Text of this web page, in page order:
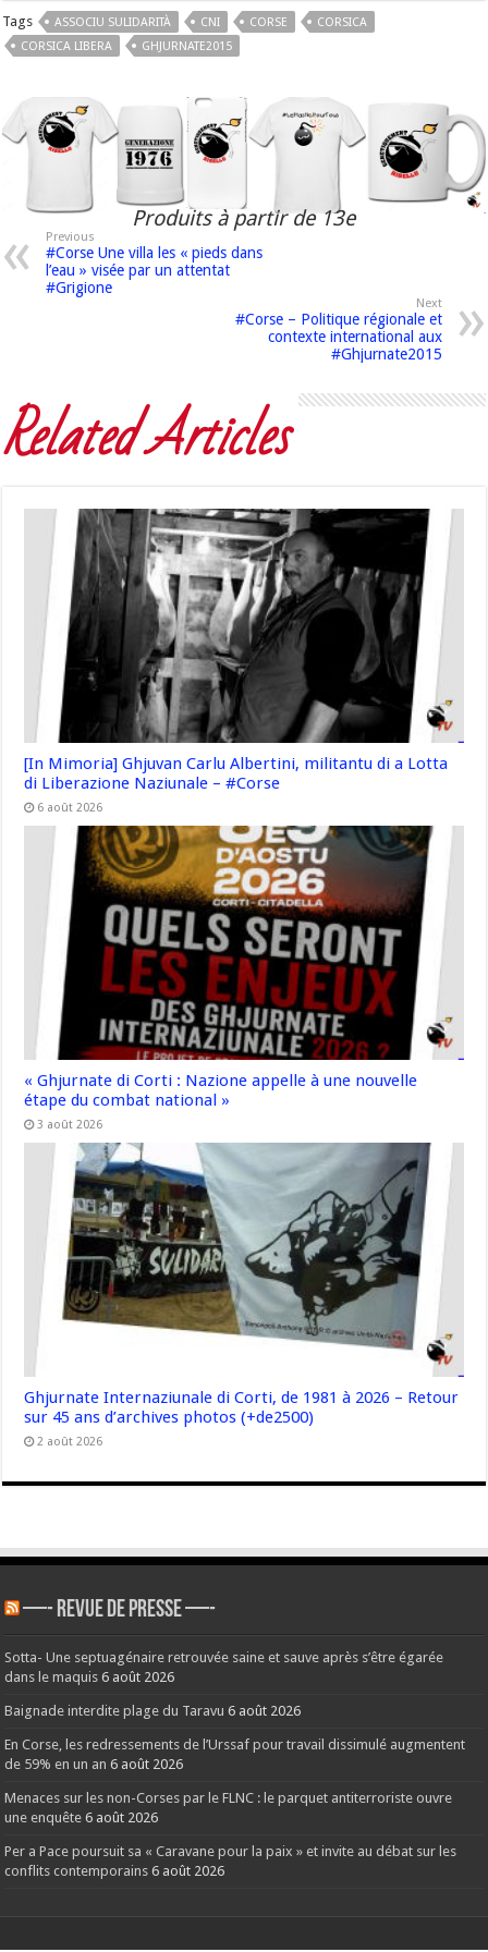
Tags ASSOCIU SULIDARITÀ CNI CORSE
CORSICA
CORSICA LIBERA
GHJURNATE2015
Produits à partir de 13e
Previous
#Corse Une villa les « pieds dans
l’eau » visée par un attentat
#Grigione
Next
#Corse – Politique régionale et
contexte international aux
#Ghjurnate2015
Related Articles
[In Mimoria] Ghjuvan Carlu Albertini, militantu di a Lotta
di Liberazione Naziunale – #Corse
6 août 2026
« Ghjurnate di Corti : Nazione appelle à une nouvelle
étape du combat national »
3 août 2026
Ghjurnate Internaziunale di Corti, de 1981 à 2026 – Retour
sur 45 ans d’archives photos (+de2500)
2 août 2026
—- REVUE DE PRESSE —-
Sotta- Une septuagénaire retrouvée saine et sauve après s’être égarée
dans le maquis 6 août 2026
Baignade interdite plage du Taravu 6 août 2026
En Corse, les redressements de l’Urssaf pour travail dissimulé augmentent
de 59% en un an 6 août 2026
Menaces sur les non-Corses par le FLNC : le parquet antiterroriste ouvre
une enquête 6 août 2026
Per a Pace poursuit sa « Caravane pour la paix » et invite au débat sur les
conflits contemporains 6 août 2026